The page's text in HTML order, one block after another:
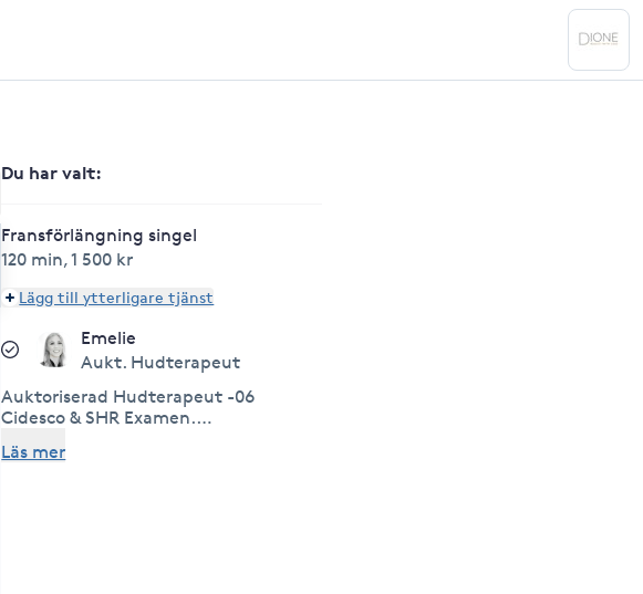
Du har valt:
Fransförlängning singel
120 min,1 500 kr
Lägg till ytterligare tjänst
Emelie
Aukt. Hudterapeut
Auktoriserad Hudterapeut -06
Cidesco & SHR Examen.
Läs mer